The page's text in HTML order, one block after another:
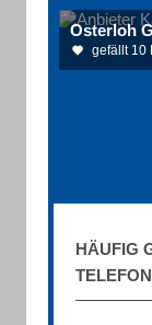
Osterloh
gefällt 10
HÄUFIG